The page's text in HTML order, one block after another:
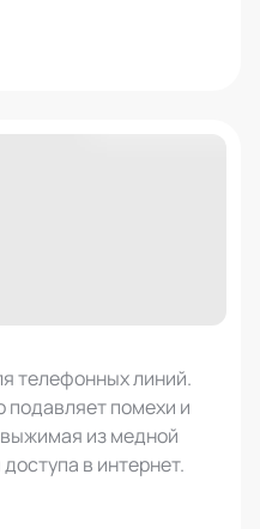
телефонных линий.
подавляет помехи и
из медной
в интернет.